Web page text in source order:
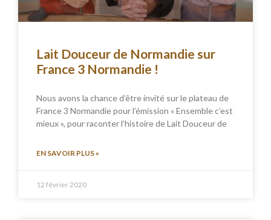
Lait Douceur de Normandie sur
France 3 Normandie !
Nous avons la chance d’être invité sur le plateau de
France 3 Normandie pour l’émission « Ensemble c’est
mieux », pour raconter l’histoire de Lait Douceur de
EN SAVOIR PLUS »
12 février 2020